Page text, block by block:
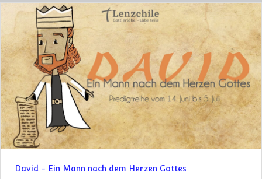
David - Ein Mann nach dem Herzen Gottes